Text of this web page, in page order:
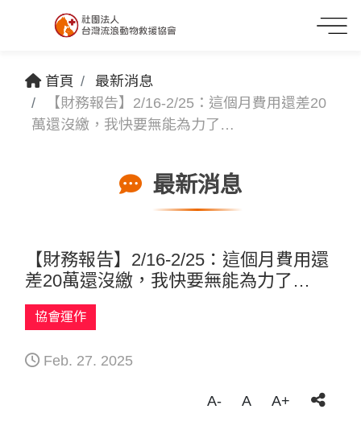
首頁
最新消息
【財務報告】2/16-2/25：這個月費用還差20
萬還沒繳，我快要無能為力了…
最新消息
【財務報告】2/16-2/25：這個月費用還
差20萬還沒繳，我快要無能為力了…
協會運作
Feb. 27. 2025
A- A A+